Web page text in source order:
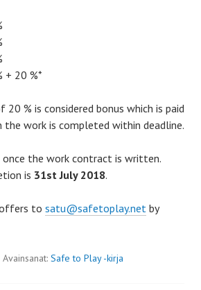
+ 20 %*
20 % is considered bonus which is paid
the work is completed within deadline.
once the work contract is written.
is 31st July 2018.
to satu@safetoplay.net by
Avainsanat: Safe to Play -kirja